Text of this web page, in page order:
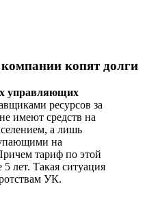
копят долги
управляющих
ресурсов за
имеют средств на
а лишь
на
тариф по этой
5 лет. Такая ситуация
УК.